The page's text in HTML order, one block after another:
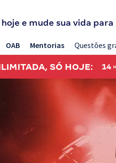
e mude sua vida
OAB Mentorias Questões
SÓ HOJE: 14